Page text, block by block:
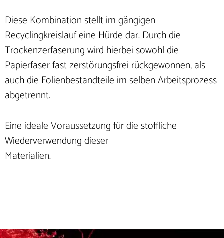
Diese Kombination stellt im gängigen
Recyclingkreislauf eine Hürde dar. Durch die
Trockenzerfaserung wird hierbei sowohl die
Papierfaser fast zerstörungsfrei rückgewonnen, als
auch die Folienbestandteile im selben Arbeitsprozess
abgetrennt.
Eine ideale Voraussetzung für die stoffliche
Wiederverwendung dieser
Materialien.